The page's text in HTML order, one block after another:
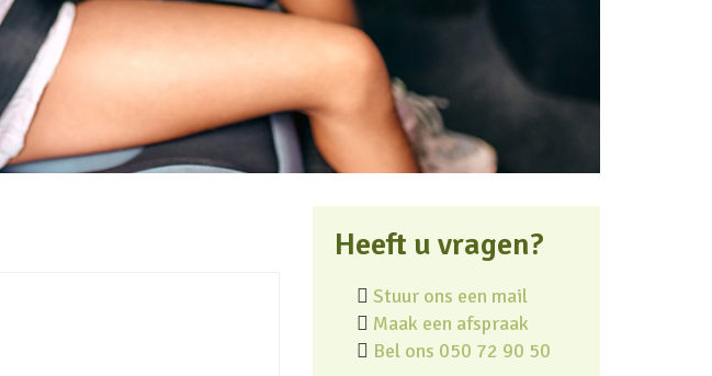
Heeft u vragen?
Stuur ons een mail
Maak een afspraak
Bel ons 050 72 90 50